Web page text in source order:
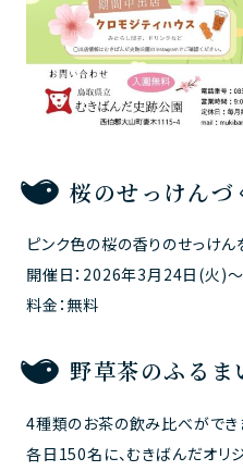
桜のせっけんづ
ピンク色の桜の香りのせっけん
開催日：2026年3月24日(火)
料金：無料
野草茶のふるま
4種類のお茶の飲み比べができ
各日150名に、むきばんだオリ